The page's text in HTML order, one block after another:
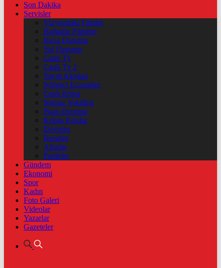
Son Dakika
Servisler
Vizyondaki Filmler
Haftanin Filmleri
Hava Durumu
Yol Durumu
Canlı Tv
Canlı Tv 2
Yayın Akışları
Nöbetçi Eczaneler
Canlı Borsa
Namaz Vakitleri
Puan Durumu
Kripto Paralar
Dövizler
Hisseler
Altınlar
Pariteler
Gündem
Ekonomi
Spor
Kadın
Foto Galeri
Videolar
Yazarlar
Gazeteler